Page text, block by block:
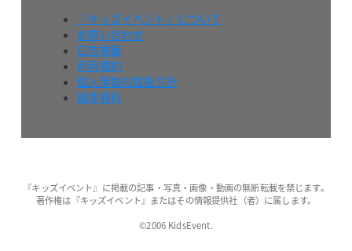
『キッズイベント』について
お問い合わせ
広告掲載
利用規約
個人情報の取扱方針
媒体資料
『キッズイベント』に掲載の記事・写真・画像・動画の無断転載を禁じます。
著作権は『キッズイベント』またはその情報提供社（者）に属します。
©2006 KidsEvent.